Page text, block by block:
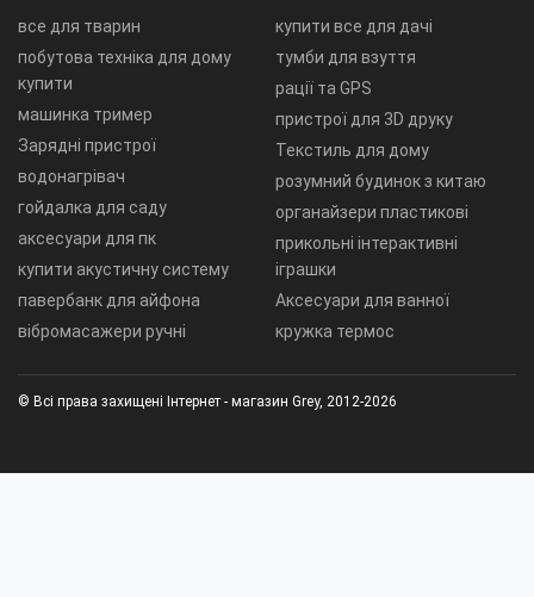
все для тварин
побутова техніка для дому
купити
машинка тример
Зарядні пристрої
водонагрівач
гойдалка для саду
аксесуари для пк
купити акустичну систему
павербанк для айфона
вібромасажери ручні
купити все для дачі
тумби для взуття
рації та GPS
пристрої для 3D друку
Текстиль для дому
розумний будинок з китаю
органайзери пластикові
прикольні інтерактивні
іграшки
Аксесуари для ванної
кружка термос
© Всі права захищені Інтернет - магазин Grey, 2012-2026